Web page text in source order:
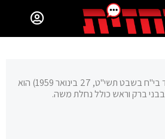
הרב ברוך דב דיסקין (נולד בי"ח בשבט תשי"ט, 27 בינואר 1959) הוא
בבני ברק וראש כולל נחלת משה.